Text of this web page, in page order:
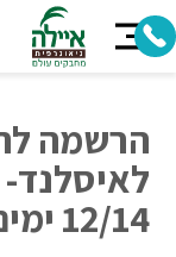
הרשמה
12/14 ימים